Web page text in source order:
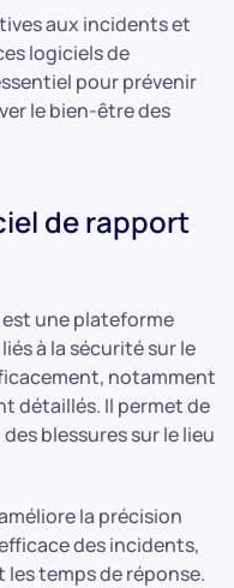
aux incidents et
logiciels de
pour prévenir
le bien-être des
de rapport
une plateforme
à la sécurité sur le
notamment
détaillés. Il permet de
blessures sur le lieu
la précision
des incidents,
temps de réponse.